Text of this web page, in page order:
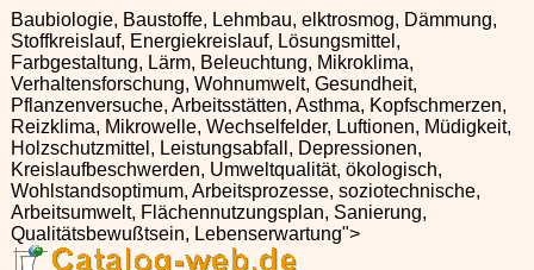
Baubiologie, Baustoffe, Lehmbau, elktrosmog, Dämmung,
Stoffkreislauf, Energiekreislauf, Lösungsmittel,
Farbgestaltung, Lärm, Beleuchtung, Mikroklima,
Verhaltensforschung, Wohnumwelt, Gesundheit,
Pflanzenversuche, Arbeitsstätten, Asthma, Kopfschmerzen,
Reizklima, Mikrowelle, Wechselfelder, Luftionen, Müdigkeit,
Holzschutzmittel, Leistungsabfall, Depressionen,
Kreislaufbeschwerden, Umweltqualität, ökologisch,
Wohlstandsoptimum, Arbeitsprozesse, soziotechnische,
Arbeitsumwelt, Flächennutzungsplan, Sanierung,
Qualitätsbewußtsein, Lebenserwartung">